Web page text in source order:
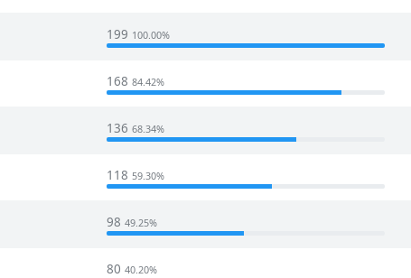
199 100.00%
16884.42%
13668.34%
11859.30%
9849.25%
8040.20%